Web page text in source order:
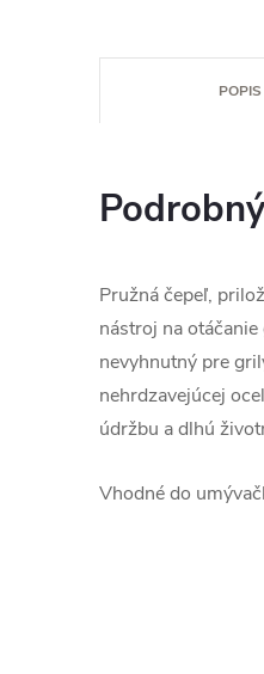
POPIS
Pružná čepeľ,
nástroj na
nevyhnutný pre
nehrdzavejúcej
údržbu a dlhú
Vhodné do